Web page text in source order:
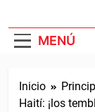
MENÚ
Inicio
Haití: ¡los